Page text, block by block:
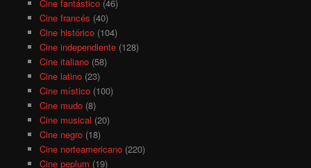
Cine fantástico(46)
Cine francés (40)
Cine histórico(104)
Cine independiente(128)
Cine italiano(58)
Cine latino(23)
Cine místico(100)
Cine mudo(8)
Cine musical (20)
Cine negro(18)
Cine norteamericano(220)
Cine peplum (19)